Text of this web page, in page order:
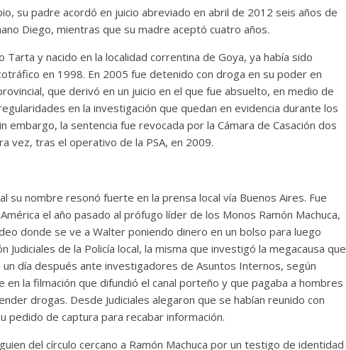
su padre acordó en juicio abreviado en abril de 2012 seis años de
Diego, mientras que su madre aceptó cuatro años.
Tarta y nacido en la localidad correntina de Goya, ya había sido
en 1998. En 2005 fue detenido con droga en su poder en
que derivó en un juicio en el que fue absuelto, en medio de
en la investigación que quedan en evidencia durante los
embargo, la sentencia fue revocada por la Cámara de Casación dos
vez, tras el operativo de la PSA, en 2009.
su nombre resonó fuerte en la prensa local vía Buenos Aires. Fue
el año pasado al prófugo líder de los Monos Ramón Machuca,
donde se ve a Walter poniendo dinero en un bolso para luego
de la Policía local, la misma que investigó la megacausa que
un día después ante investigadores de Asuntos Internos, según
la filmación que difundió el canal porteño y que pagaba a hombres
drogas. Desde Judiciales alegaron que se habían reunido con
pedido de captura para recabar información.
del círculo cercano a Ramón Machuca por un testigo de identidad